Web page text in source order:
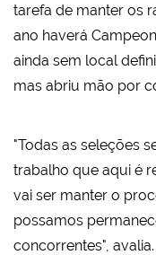
tarefa de manter os
ano haverá
ainda sem local
mas abriu mão por
"Todas as seleções
trabalho que aqui é
vai ser manter o
possamos
concorrentes", avalia.